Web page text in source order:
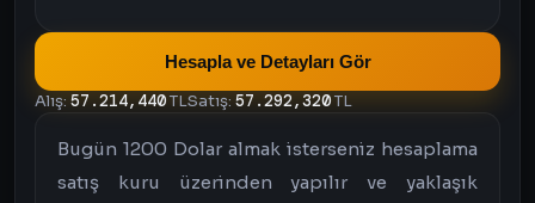
Hesapla ve Detayları Gör
Alış: 57.214,440TLSatış: 57.292,320TL
Bugün 1200 Dolar almak isterseniz hesaplama
satış kuru üzerinden yapılır ve yaklaşık